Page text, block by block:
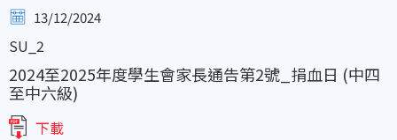
13/12/2024
SU_2
2024至2025年度學生會家長通告第2號_捐血日 (中四
至中六級)
下載